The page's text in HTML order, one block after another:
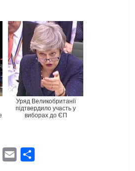
Уряд Великобританії
підтвердило участь у
виборах до ЄП